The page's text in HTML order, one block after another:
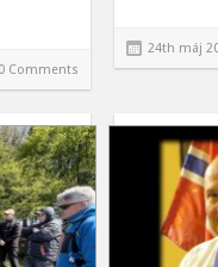
0 Comments
24th máj